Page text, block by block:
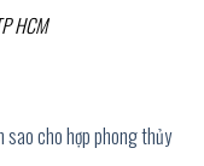
HCM
sao cho hợp phong thủy